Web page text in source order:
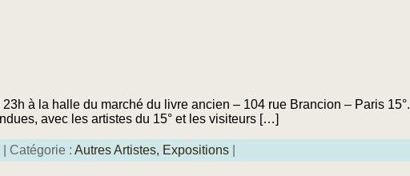
à la halle du marché du livre ancien – 104 rue Brancion – Paris 15°.
avec les artistes du 15° et les visiteurs […]
| Catégorie :Autres Artistes, Expositions